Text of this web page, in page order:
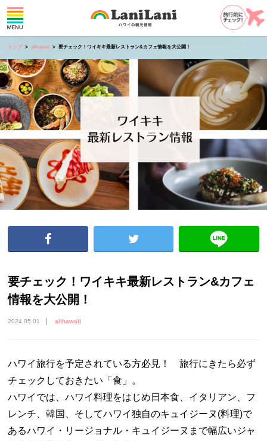
トップ allhawaii 要チェック！ワイキキ最新レストラン&カフェ情報を大公開！
要チェック！ワイキキ最新レストラン&カフェ
情報を大公開！
2024.05.01 allhawaii
ハワイ旅行を予定されている方必見！ 旅行にきたら必ず
チェックしておきたい「食」。
ハワイでは、ハワイ料理をはじめ日本食、イタリアン、フ
レンチ、韓国、そしてハワイ独自のキュイジーヌ(料理)で
あるハワイ・リージョナル・キュイジーヌまで幅広いジャ